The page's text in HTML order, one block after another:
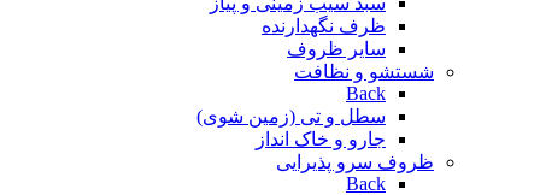
ظرف نگهدارنده
سایر ظروف
شستشو و نظافت
Back
سطل و تی (زمین شوی)
جارو و خاک انداز
ظروف سرو پذیرایی
Back